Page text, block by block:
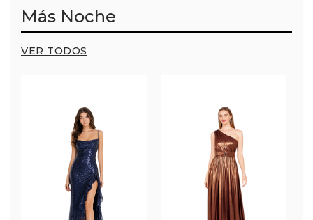
Más Noche
VER TODOS